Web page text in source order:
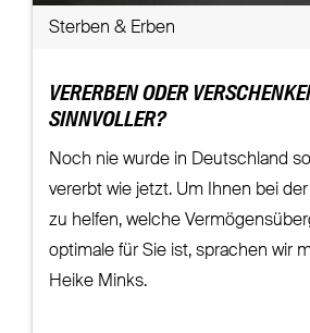
Sterben & Erben
VERERBEN ODER
SINNVOLLER?
Noch nie wurde in Deutschland
vererbt wie jetzt. Um Ihnen bei
zu helfen, welche
optimale für Sie ist, sprachen wir
Heike Minks.